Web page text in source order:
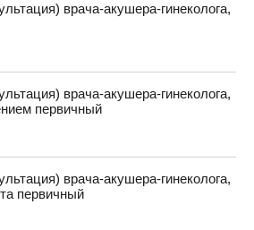
врача-акушера-гинеколога,
врача-акушера-гинеколога,
первичный
врача-акушера-гинеколога,
первичный